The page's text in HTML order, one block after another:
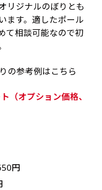
リジナルのぼりとも
ます。適したポール
て相談可能なので初
の参考例はこちら
（オプション価格、
円